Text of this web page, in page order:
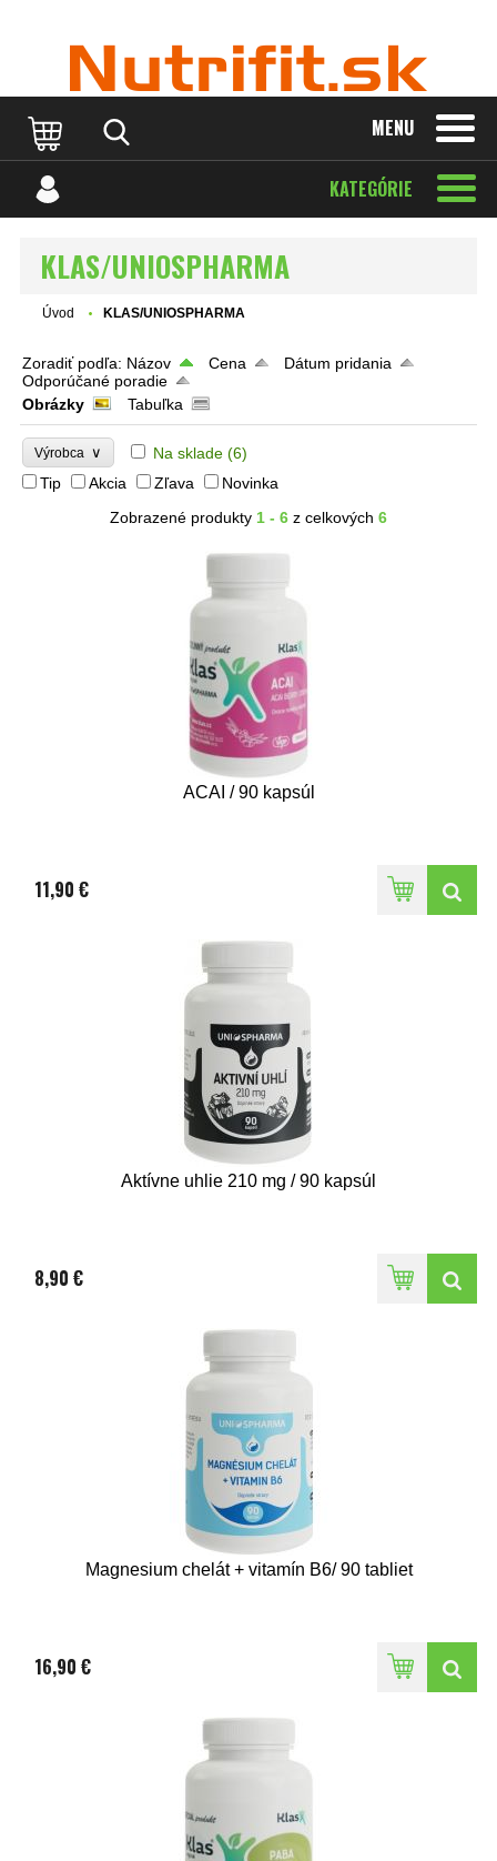
MENU
KATEGÓRIE
KLAS/UNIOSPHARMA
Úvod KLAS/UNIOSPHARMA
Zoradiť podľa: Názov Cena
Dátum pridania
Odporúčané poradie
Obrázky
Tabuľka
Výrobca ∨ Na sklade (6)
Tip
Akcia Zľava
Novinka
Zobrazené produkty 1 - 6 z celkových 6
ACAI / 90 kapsúl
11,90 €
Aktívne uhlie 210 mg / 90 kapsúl
8,90 €
Magnesium chelát + vitamín B6/ 90 tabliet
16,90 €